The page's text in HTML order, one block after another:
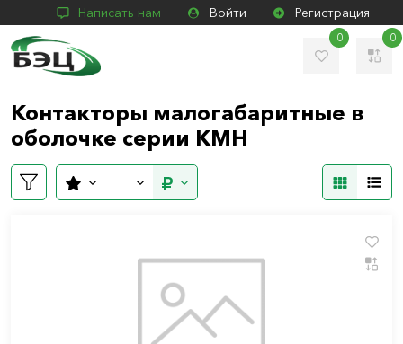
Написать нам Войти Регистрация
0 0
Контакторы малогабаритные в
оболочке серии КМН